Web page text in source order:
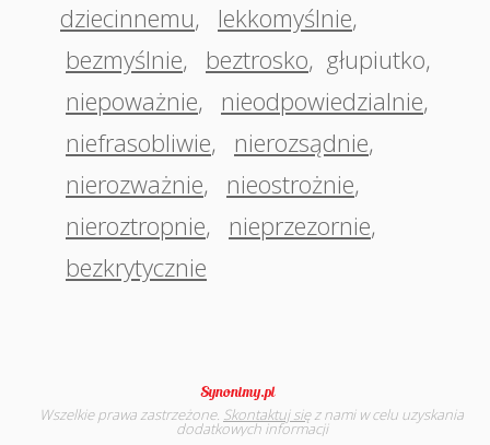
dziecinnemu, lekkomyślnie,
bezmyślnie, beztrosko, głupiutko,
niepoważnie, nieodpowiedzialnie,
niefrasobliwie, nierozsądnie,
nierozważnie, nieostrożnie,
nieroztropnie, nieprzezornie,
bezkrytycznie
Wszelkie prawa zastrzeżone. Skontaktuj sięz nami w celu uzyskania
dodatkowych informacji